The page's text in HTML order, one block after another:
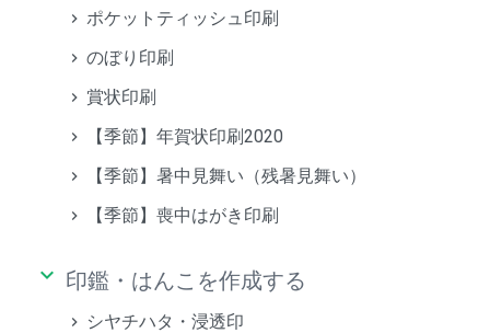
ポケットティッシュ印刷
のぼり印刷
賞状印刷
【季節】年賀状印刷2020
【季節】暑中見舞い（残暑見舞い）
【季節】喪中はがき印刷
keyboard_arrow_down 印鑑・はんこを作成する
シヤチハタ・浸透印